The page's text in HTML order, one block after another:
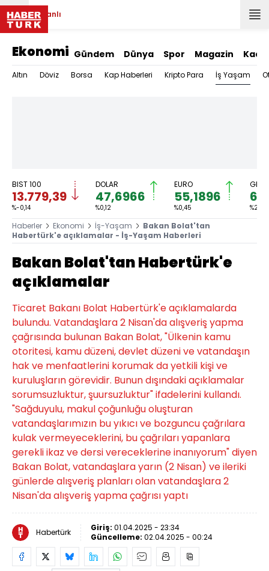
Canlı
Ekonomi Gündem Dünya Spor Magazin
Altın Döviz Borsa Kap Haberleri Kripto Para İş Yaşam
BIST 100
13.779,39
%-0,14
DOLAR
47,6966
%0,12
EURO
55,1896
%0,45 %2,59
Haberler Ekonomi İş-Yaşam
Bakan Bolat'tan
Habertürk'e açıklamalar - İş-Yaşam Haberleri
Bakan Bolat'tan Habertürk'e
açıklamalar
Ticaret Bakanı Bolat Habertürk'e açıklamalarda
bulundu. Vatandaşlara 2 Nisan'da alışveriş yapma
çağrısında bulunan Bakan Bolat, "Ülkenin kamu
otoritesi, kamu düzeni, devlet düzeni ve vatandaşın
hak ve menfaatlerini korumak da yetkili kişi ve
kuruluşların görevidir. Bunun dışındaki açıklamalar
sorumsuzluktur, şuursuzluktur" ifadelerini kullandı.
"Sağduyulu, makul çoğunluğu oluşturan
vatandaşlarımızın bu yıkıcı ve bozguncu çağrılara
kulak vermeyeceklerini, bu çağrıları yapanlara
gerekli ikaz ve dersi vereceklerine inanıyorum" diyen
Bakan Bolat, vatandaşlara yarın (2 Nisan) ve ileriki
günlerde alışveriş planları olan vatandaşlara 2
Nisan'da alışveriş yapma çağrısı yaptı
Habertürk Giriş: 01.04.2025 - 23:34
Güncelleme: 02.04.2025 - 00:24